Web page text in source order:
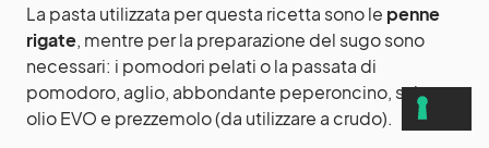
La pasta utilizzata per questa ricetta sono le penne
rigate, mentre per la preparazione del sugo sono
necessari: i pomodori pelati o la passata di
pomodoro, aglio, abbondante peperoncino, sale e
olio EVO e prezzemolo (da utilizzare a crudo).